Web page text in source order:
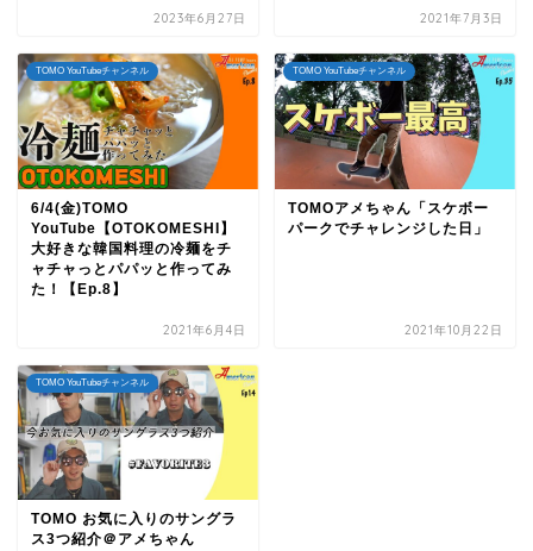
2023年6月27日 2021年7月3日
TOMO YouTubeチャンネル
6/4(金)TOMO
YouTube【OTOKOMESHI】
大好きな韓国料理の冷麺をチ
ャチャっとパパッと作ってみ
た！【Ep.8】
2021年6月4日
TOMO YouTubeチャンネル
TOMOアメちゃん「スケボー
パークでチャレンジした日」
2021年10月22日
TOMO YouTubeチャンネル
TOMO お気に入りのサングラ
ス3つ紹介＠アメちゃん